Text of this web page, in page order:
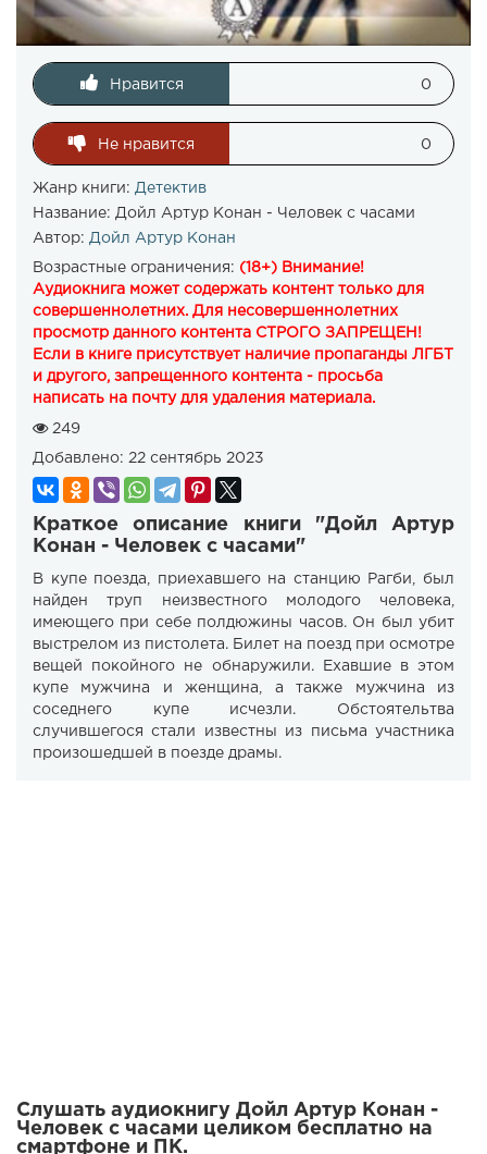
Нравится 0
Не нравится 0
Жанр книги: Детектив
Название: Дойл Артур Конан - Человек с часами
Автор: Дойл Артур Конан
Возрастные ограничения: (18+) Внимание!
Аудиокнига может содержать контент только для
совершеннолетних. Для несовершеннолетних
просмотр данного контента СТРОГО ЗАПРЕЩЕН!
Если в книге присутствует наличие пропаганды ЛГБТ
и другого, запрещенного контента - просьба
написать на почту для удаления материала.
249
Добавлено: 22 сентябрь 2023
Краткое описание книги "Дойл Артур
Конан - Человек с часами"
В купе поезда, приехавшего на станцию Рагби, был
найден труп неизвестного молодого человека,
имеющего при себе полдюжины часов. Он был убит
выстрелом из пистолета. Билет на поезд при осмотре
вещей покойного не обнаружили. Ехавшие в этом
купе мужчина и женщина, а также мужчина из
соседнего купе исчезли. Обстоятельтва
случившегося стали известны из письма участника
произошедшей в поезде драмы.
Слушать аудиокнигу Дойл Артур Конан -
Человек с часами целиком бесплатно на
смартфоне и ПК.